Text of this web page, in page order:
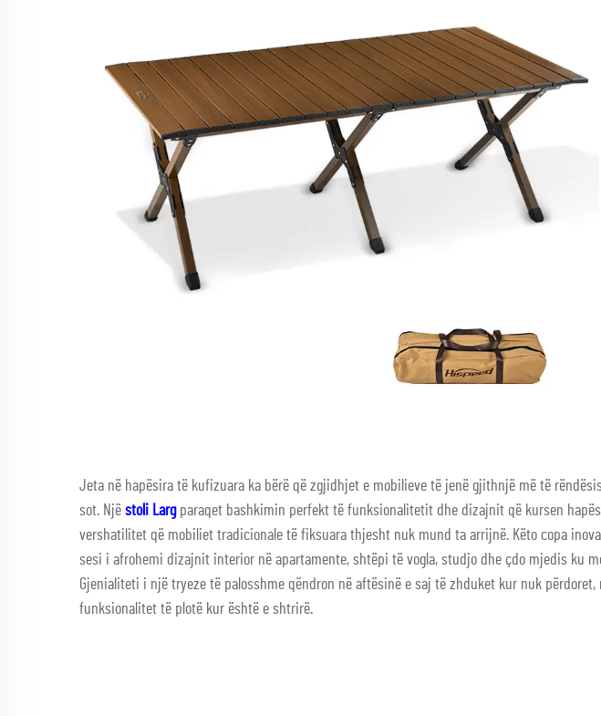
Jeta në hapësira të kufizuara ka bërë që zgjidhjet e mobilieve të jenë gjithnjë më të
sot. Një stoli Larg paraqet bashkimin perfekt të funksionalitetit dhe dizajnit që kursen
vershatilitet që mobiliet tradicionale të fiksuara thjesht nuk mund ta arrijnë. Këto copa
sesi i afrohemi dizajnit interior në apartamente, shtëpi të vogla, studjo dhe çdo mjedis ku
Gjenialiteti i një tryeze të palosshme qëndron në aftësinë e saj të zhduket kur nuk përdoret,
funksionalitet të plotë kur është e shtrirë.